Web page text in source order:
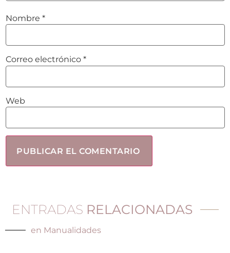
Nombre *
Correo electrónico *
Web
ENTRADAS RELACIONADAS
en Manualidades